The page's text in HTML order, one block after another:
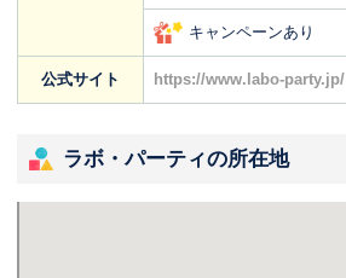
キャンペーンあり
公式サイト https://www.labo-party.jp/
ラボ・パーティの所在地